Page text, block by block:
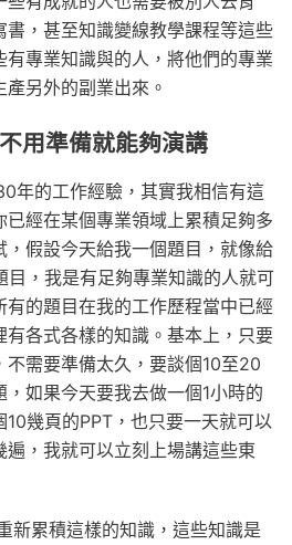
書，甚至知識變線教學課程等這些
專業知識與的人，將他們的專業
另外的副業出來。
用準備就能夠演講
年的工作經驗，其實我相信有這
經在某個專業領域上累積足夠多
，假設今天給我一個題目，就像給
目，我是有足夠專業知識的人就可
的題目在我的工作歷程當中已經
有各式各樣的知識。基本上，只要
需要準備太久，要談個10至20
如果今天要我去做一個1小時的
幾頁的PPT，也只要一天就可以
，我就可以立刻上場講這些東
新累積這樣的知識，這些知識是